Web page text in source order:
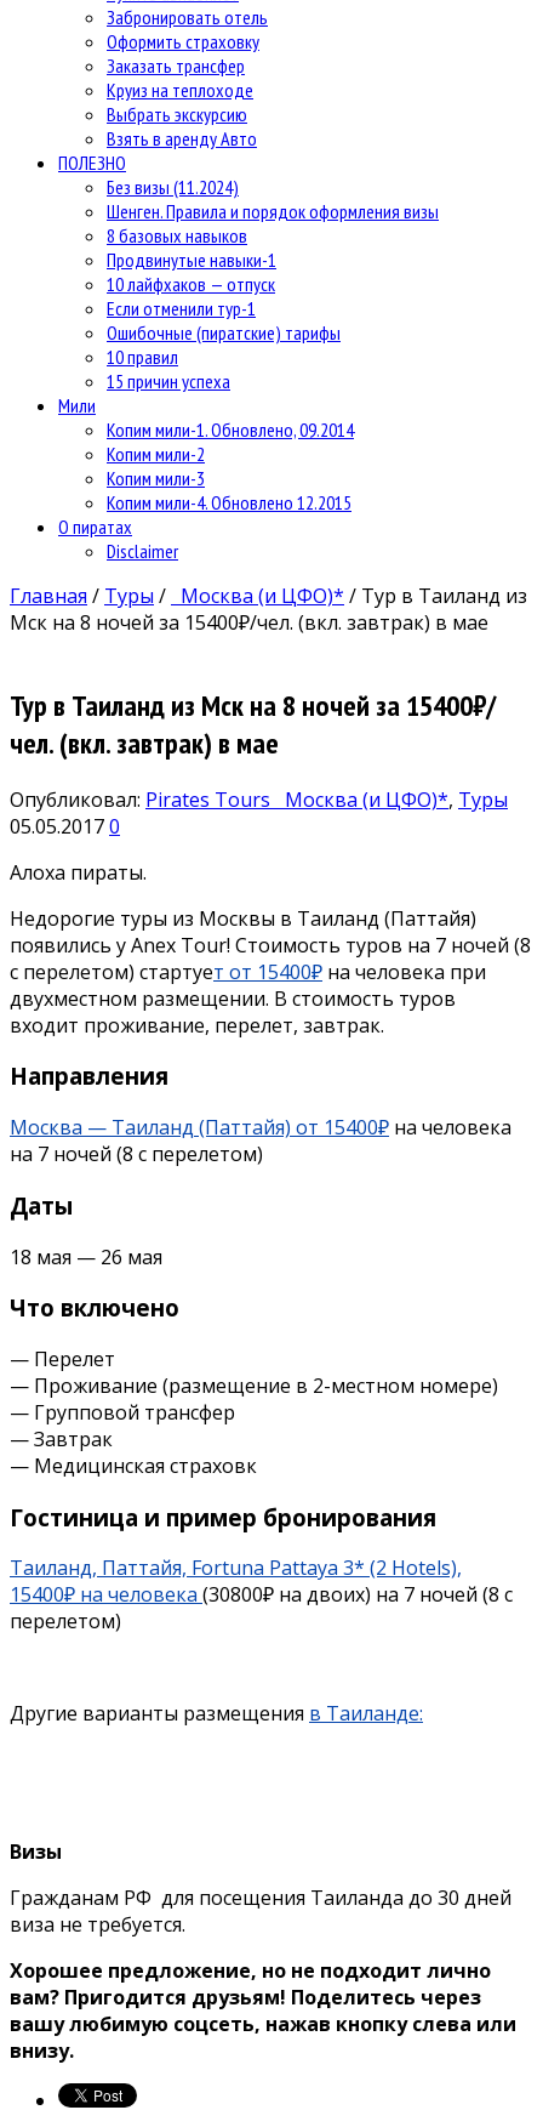
Забронировать отель
Оформить страховку
Заказать трансфер
Круиз на теплоходе
Выбрать экскурсию
Взять в аренду Авто
ПОЛЕЗНО
Без визы (11.2024)
Шенген. Правила и порядок оформления визы
8 базовых навыков
Продвинутые навыки-1
10 лайфхаков — отпуск
Если отменили тур-1
Ошибочные (пиратские) тарифы
10 правил
15 причин успеха
Мили
Копим мили-1. Обновлено, 09.2014
Копим мили-2
Копим мили-3
Копим мили-4. Обновлено 12.2015
О пиратах
Disclaimer
Главная / Туры / Москва (и ЦФО)* / Тур в Таиланд из
Мск на 8 ночей за 15400₽/чел. (вкл. завтрак) в мае
Тур в Таиланд из Мск на 8 ночей за 15400₽/
чел. (вкл. завтрак) в мае
Опубликовал: Pirates Tours Москва (и ЦФО)*, Туры
05.05.20170
Алоха пираты.
Недорогие туры из Москвы в Таиланд (Паттайя)
появились у Anex Tour! Стоимость туров на 7 ночей (8
с перелетом) стартует от 15400₽ на человека при
двухместном размещении. В стоимость туров
входит проживание, перелет, завтрак.
Направления
Москва — Таиланд (Паттайя) от 15400₽ на человека
на 7 ночей (8 с перелетом)
Даты
18 мая — 26 мая
Что включено
— Перелет
— Проживание (размещение в 2-местном номере)
— Групповой трансфер
— Завтрак
— Медицинская страховк
Гостиница и пример бронирования
Таиланд, Паттайя, Fortuna Pattaya 3* (2 Hotels),
15400₽ на человека (30800₽ на двоих) на 7 ночей (8 с
перелетом)
Другие варианты размещения в Таиланде:
Визы
Гражданам РФ для посещения Таиланда до 30 дней
виза не требуется.
Хорошее предложение, но не подходит лично
вам? Пригодится друзьям! Поделитесь через
вашу любимую соцсеть, нажав кнопку слева или
внизу.